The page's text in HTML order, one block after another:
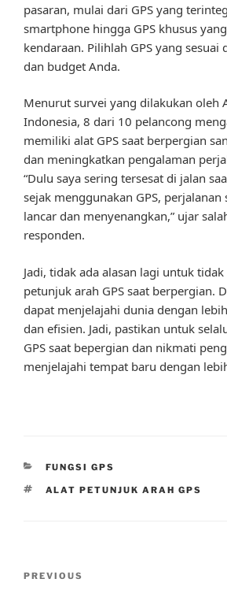
pasaran, mulai dari GPS yang
smartphone hingga GPS khusus
kendaraan. Pilihlah GPS yang sesuai
dan budget Anda.
Menurut survei yang dilakukan oleh
Indonesia, 8 dari 10 pelancong
memiliki alat GPS saat berpergian
dan meningkatkan pengalaman
“Dulu saya sering tersesat di jalan
sejak menggunakan GPS,
lancar dan menyenangkan,” ujar
responden.
Jadi, tidak ada alasan lagi untuk
petunjuk arah GPS saat berpergian.
dapat menjelajahi dunia dengan
dan efisien. Jadi, pastikan untuk
GPS saat bepergian dan nikmati
menjelajahi tempat baru dengan
CATEGORIES
FUNGSI GPS
TAGS
ALAT PETUNJUK ARAH GPS
Previous
PREVIOUS